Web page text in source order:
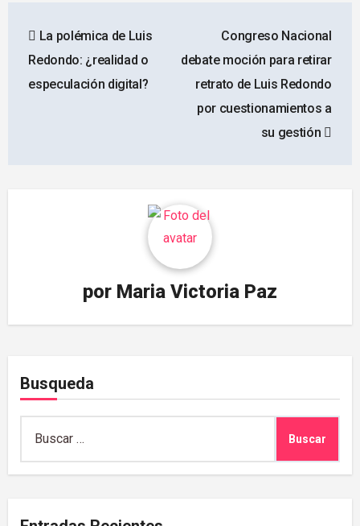
de
entradas
La polémica de Luis
Redondo: ¿realidad o
especulación digital?
Congreso Nacional
debate moción para retirar
retrato de Luis Redondo
por cuestionamientos a
su gestión
por Maria Victoria Paz
Busqueda